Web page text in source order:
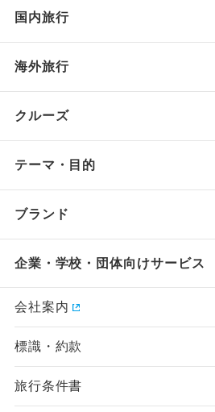
国内旅行
海外旅行
クルーズ
テーマ・目的
ブランド
企業・学校・団体向けサービス
会社案内
標識・約款
旅行条件書